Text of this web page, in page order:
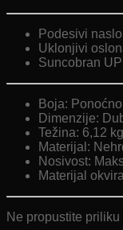
Podesivi
Uklonjivi
Suncobran
Boja:
Dimenzije:
Težina: 6,12 kg
Materijal:
Nosivost:
Materijal
Ne propustite